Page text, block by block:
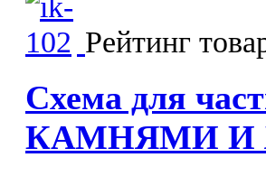
Рейтинг
Схема для
КАМНЯМИ И